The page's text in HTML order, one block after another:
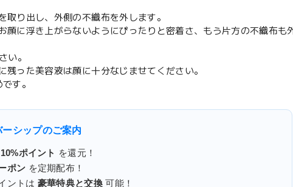
取り出し、外側の不織布を外します。
顔に浮き上がらないようにぴったりと密着さ、もう片方の不織布も
い。
残った美容液は顔に十分なじませてください。
す。
シップのご案内
10%ポイント
を還元！
ポン を定期配布！
ントは 豪華特典と交換 可能！